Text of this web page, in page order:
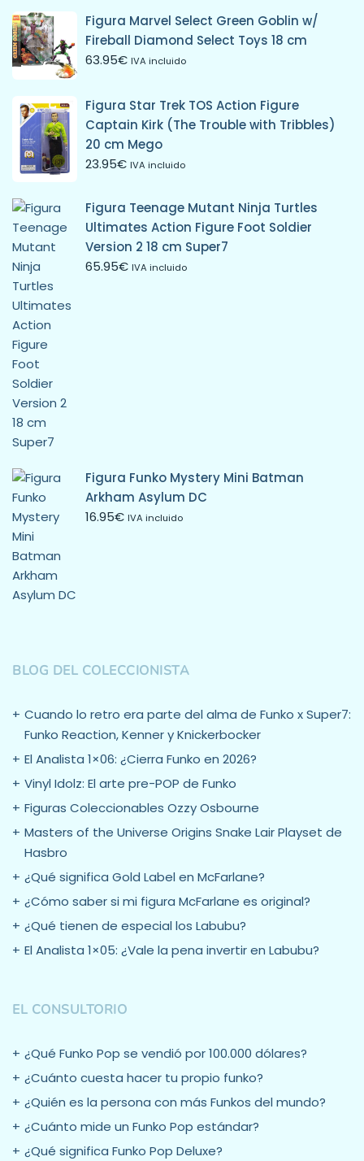
Figura Marvel Select Green Goblin w/
Fireball Diamond Select Toys 18 cm
63.95€ IVA incluido
Figura Star Trek TOS Action Figure
Captain Kirk (The Trouble with Tribbles)
20 cm Mego
23.95€ IVA incluido
Figura Teenage Mutant Ninja Turtles
Ultimates Action Figure Foot Soldier
Version 2 18 cm Super7
65.95€ IVA incluido
Figura Funko Mystery Mini Batman
Arkham Asylum DC
16.95€ IVA incluido
BLOG DEL COLECCIONISTA
Cuando lo retro era parte del alma de Funko x Super7:
Funko Reaction, Kenner y Knickerbocker
El Analista 1×06: ¿Cierra Funko en 2026?
Vinyl Idolz: El arte pre-POP de Funko
Figuras Coleccionables Ozzy Osbourne
Masters of the Universe Origins Snake Lair Playset de
Hasbro
¿Qué significa Gold Label en McFarlane?
¿Cómo saber si mi figura McFarlane es original?
¿Qué tienen de especial los Labubu?
El Analista 1×05: ¿Vale la pena invertir en Labubu?
EL CONSULTORIO
¿Qué Funko Pop se vendió por 100.000 dólares?
¿Cuánto cuesta hacer tu propio funko?
¿Quién es la persona con más Funkos del mundo?
¿Cuánto mide un Funko Pop estándar?
¿Qué significa Funko Pop Deluxe?